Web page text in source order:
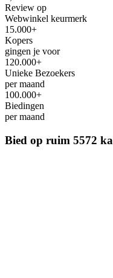
Review op
Webwinkel keurmerk
15.000+
Kopers
gingen je voor
120.000+
Unieke Bezoekers
per maand
100.000+
Biedingen
per maand
Bied op ruim 5572